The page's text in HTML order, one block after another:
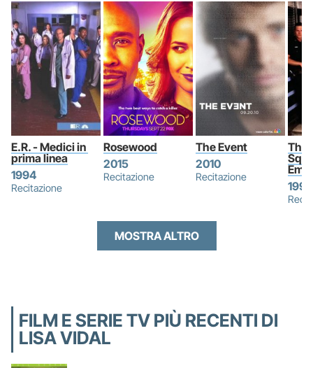
E.R. - Medici in
prima linea
1994
Recitazione
Rosewood
2015
Recitazione
The Event
2010
Recitazione
1999
MOSTRA ALTRO
FILM E SERIE TV PIÙ RECENTI DI
LISA VIDAL